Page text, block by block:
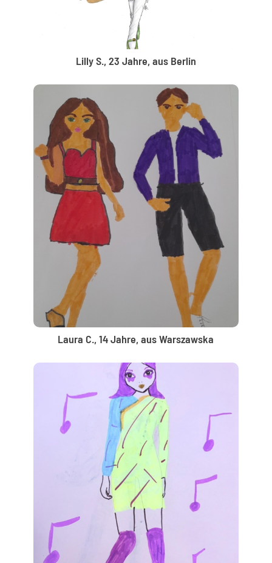
Lilly S., 23 Jahre, aus Berlin
Laura C., 14 Jahre, aus Warszawska